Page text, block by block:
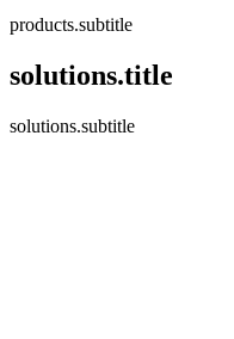
products.subtitle
solutions.title
solutions.subtitle